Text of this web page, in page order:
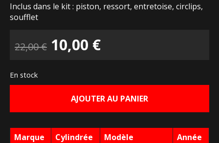
Inclus dans le kit : piston, ressort, entretoise, circlips,
soufflet
22,00€ Le
initial
était :
22,00 €.
10,00 €Le
actuel
est :
10,00 €.
En stock
AJOUTER AU PANIER
Marque Cylindrée Modèle
Année